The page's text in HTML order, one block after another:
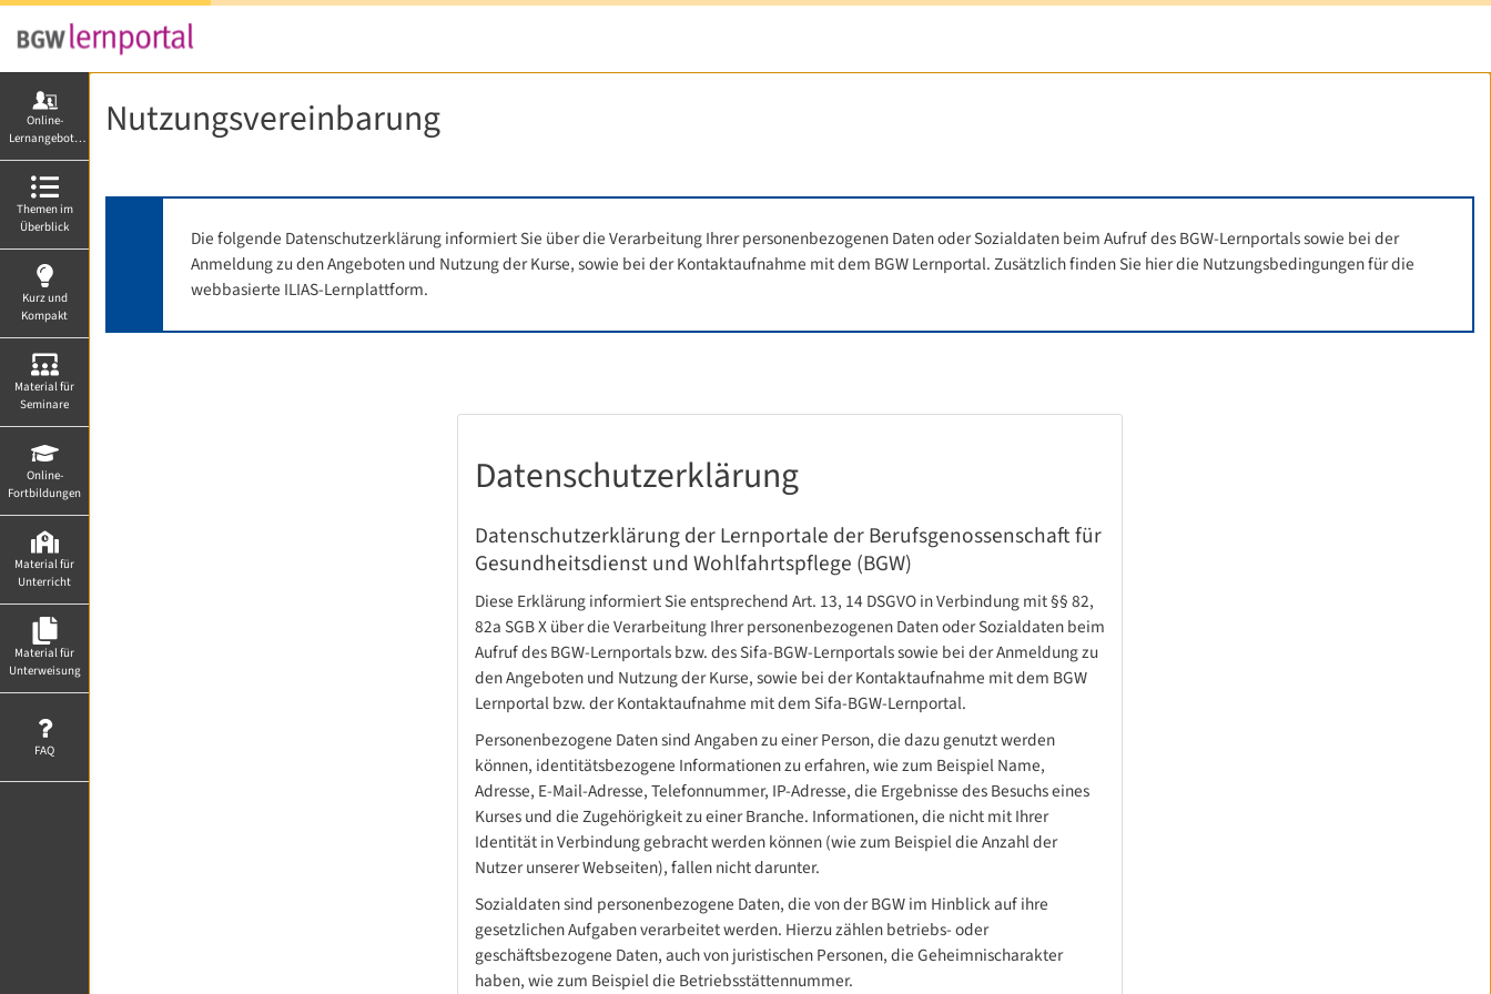
Online-
Lernangebote
von A-Z
Themen im
Überblick
Kurz und
Kompakt
Material für
Seminare
Online-
Fortbildungen
Material für
Unterricht
Material für
Unterweisung
FAQ
Nutzungsvereinbarung
Die folgende Datenschutzerklärung informiert Sie über die Verarbeitung Ihrer personenbezogenen Daten oder Sozialdaten beim Aufruf des BGW-Lernportals sowie bei der
Anmeldung zu den Angeboten und Nutzung der Kurse, sowie bei der Kontaktaufnahme mit dem BGW Lernportal. Zusätzlich finden Sie hier die Nutzungsbedingungen für die
webbasierte ILIAS-Lernplattform.
Datenschutzerklärung
Datenschutzerklärung der Lernportale der Berufsgenossenschaft für
Gesundheitsdienst und Wohlfahrtspflege (BGW)
Diese Erklärung informiert Sie entsprechend Art. 13, 14 DSGVO in Verbindung mit §§ 82,
82a SGB X über die Verarbeitung Ihrer personenbezogenen Daten oder Sozialdaten beim
Aufruf des BGW-Lernportals bzw. des Sifa-BGW-Lernportals sowie bei der Anmeldung zu
den Angeboten und Nutzung der Kurse, sowie bei der Kontaktaufnahme mit dem BGW
Lernportal bzw. der Kontaktaufnahme mit dem Sifa-BGW-Lernportal.
Personenbezogene Daten sind Angaben zu einer Person, die dazu genutzt werden
können, identitätsbezogene Informationen zu erfahren, wie zum Beispiel Name,
Adresse, E-Mail-Adresse, Telefonnummer, IP-Adresse, die Ergebnisse des Besuchs eines
Kurses und die Zugehörigkeit zu einer Branche. Informationen, die nicht mit Ihrer
Identität in Verbindung gebracht werden können (wie zum Beispiel die Anzahl der
Nutzer unserer Webseiten), fallen nicht darunter.
Sozialdaten sind personenbezogene Daten, die von der BGW im Hinblick auf ihre
gesetzlichen Aufgaben verarbeitet werden. Hierzu zählen betriebs- oder
geschäftsbezogene Daten, auch von juristischen Personen, die Geheimnischarakter
haben, wie zum Beispiel die Betriebsstättennummer.